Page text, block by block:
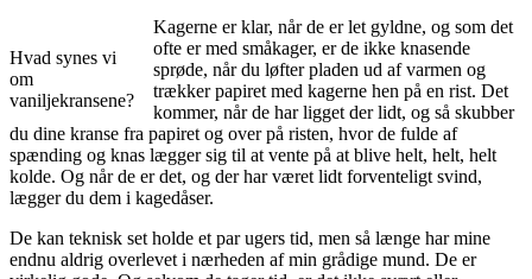
Hvad synes vi
om
vaniljekransene?
Kagerne er klar, når de er let gyldne, og som det
ofte er med småkager, er de ikke knasende
sprøde, når du løfter pladen ud af varmen og
trækker papiret med kagerne hen på en rist. Det
kommer, når de har ligget der lidt, og så skubber
du dine kranse fra papiret og over på risten, hvor de fulde af
spænding og knas lægger sig til at vente på at blive helt, helt, helt
kolde. Og når de er det, og der har været lidt forventeligt svind,
lægger du dem i kagedåser.
De kan teknisk set holde et par ugers tid, men så længe har mine
endnu aldrig overlevet i nærheden af min grådige mund. De er